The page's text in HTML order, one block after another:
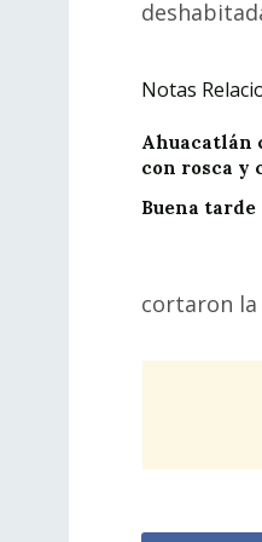
Notas
Ahuacatlán
con rosca y
Buena
cortaron la